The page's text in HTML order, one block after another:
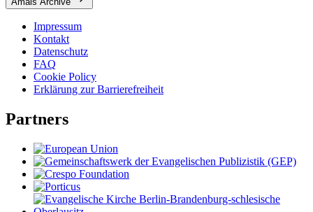
Impressum
Kontakt
Datenschutz
FAQ
Cookie Policy
Erklärung zur Barrierefreiheit
Partners